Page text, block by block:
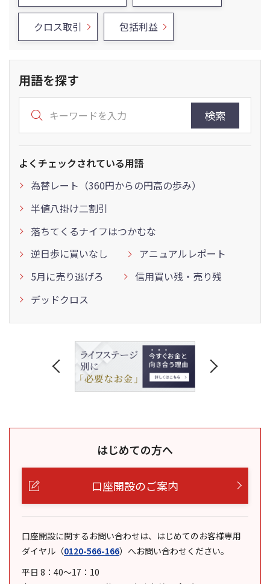
クロス取引 包括利益
用語を探す
検索
よくチェックされている用語
為替レート（360円からの円高の歩み）
半値八掛け二割引
落ちてくるナイフはつかむな
逆日歩に買いなし
アニュアルレポート
5月に売り逃げろ
信用買い残・売り残
デッドクロス
はじめての方へ
口座開設のご案内
口座開設に関するお問い合わせは、はじめてのお客様専用
ダイヤル （0120-566-166） へお問い合わせください。
平日 8：40～17：10